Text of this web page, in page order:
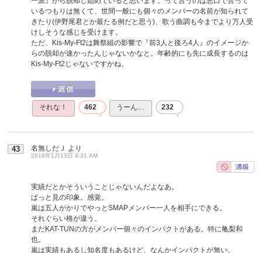
いるつもりは無くて、世間一般にも個々のメンバーの名前が知られて
きたり(伊野尾君とか最たる例だと思う)、歌う曲調も今までより万人受
けしそうな感じを受けます。
ただ、Kis-My-Ft2は舞祭組の影響で『前3人と後ろ4人』のイメージか
らの脱却が速かったんじゃないかなと。年齢的にも先に成長するのは
Kis-My-Ft2じゃないですかね。
それな！ 462 うーん… 232
43 名無しだＪ より
2016年1月13日 4:31 AM
実績だとかそういうことじゃないんだよなあ。
ぱっと見の印象。感覚。
嵐は五人がかりでやっとSMAPメンバー一人を相手にできる。
それぐらい格が違う。
まだKAT-TUNの方がメンバー個々のインパクトがある。特に亀梨和
也。
嵐は実績もあるし知名度もあるけど、なんかインパクトが無い。